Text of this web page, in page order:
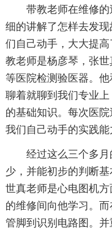
带教老师在维修
细的讲解了怎样去发
们自己动手，大大提
教老师是杨彦琴，张
等医院检测验医器。
聊着就聊到我们专业
的基础知识。每次医
我们自己动手的实践能
经过这么三个多
少，并能初步的判断
世真老师是心电图机
的维修间向他学习。
管脚到识别电路图。